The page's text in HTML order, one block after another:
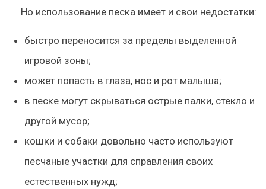
Но использование песка имеет и свои недостатки:
быстро переносится за пределы выделенной
игровой зоны;
может попасть в глаза, нос и рот малыша;
в песке могут скрываться острые палки, стекло и
другой мусор;
кошки и собаки довольно часто используют
песчаные участки для справления своих
естественных нужд;